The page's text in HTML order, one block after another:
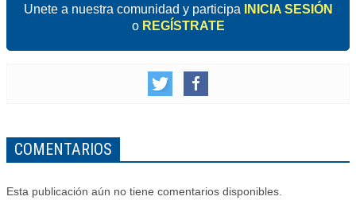
Unete a nuestra comunidad y participa
INICIA SESIÓN
o REGÍSTRATE
COMENTARIOS
Esta publicación aún no tiene comentarios disponibles.